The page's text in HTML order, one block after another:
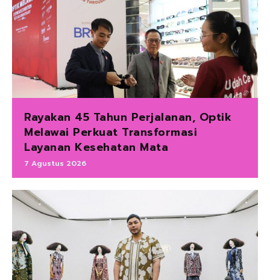
Rayakan 45 Tahun Perjalanan, Optik
Melawai Perkuat Transformasi
Layanan Kesehatan Mata
7 Agustus 2026